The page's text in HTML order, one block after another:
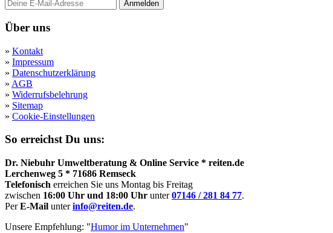
Anmelden
Über uns
» Kontakt
» Impressum
» Datenschutzerklärung
» AGB
» Widerrufsbelehrung
» Sitemap
» Cookie-Einstellungen
So erreichst Du uns:
Dr. Niebuhr Umweltberatung & Online Service * reiten.de
Lerchenweg 5 * 71686 Remseck
Telefonisch erreichen Sie uns Montag bis Freitag
zwischen 16:00 Uhr und 18:00 Uhr unter07146 / 281 84 77.
PerE-Mail unterinfo@reiten.de.
Unsere Empfehlung: "Humor im Unternehmen"